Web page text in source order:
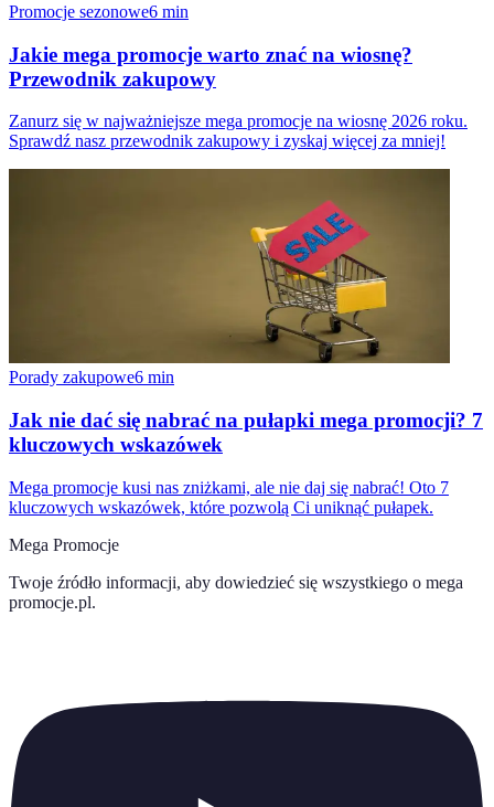
Promocje sezonowe6 min
Jakie mega promocje warto znać na wiosnę?
Przewodnik zakupowy
Zanurz się w najważniejsze mega promocje na wiosnę 2026 roku.
Sprawdź nasz przewodnik zakupowy i zyskaj więcej za mniej!
Porady zakupowe6 min
Jak nie dać się nabrać na pułapki mega promocji? 7
kluczowych wskazówek
Mega promocje kusi nas zniżkami, ale nie daj się nabrać! Oto 7
kluczowych wskazówek, które pozwolą Ci uniknąć pułapek.
Mega Promocje
Twoje źródło informacji, aby dowiedzieć się wszystkiego o mega
promocje.pl.